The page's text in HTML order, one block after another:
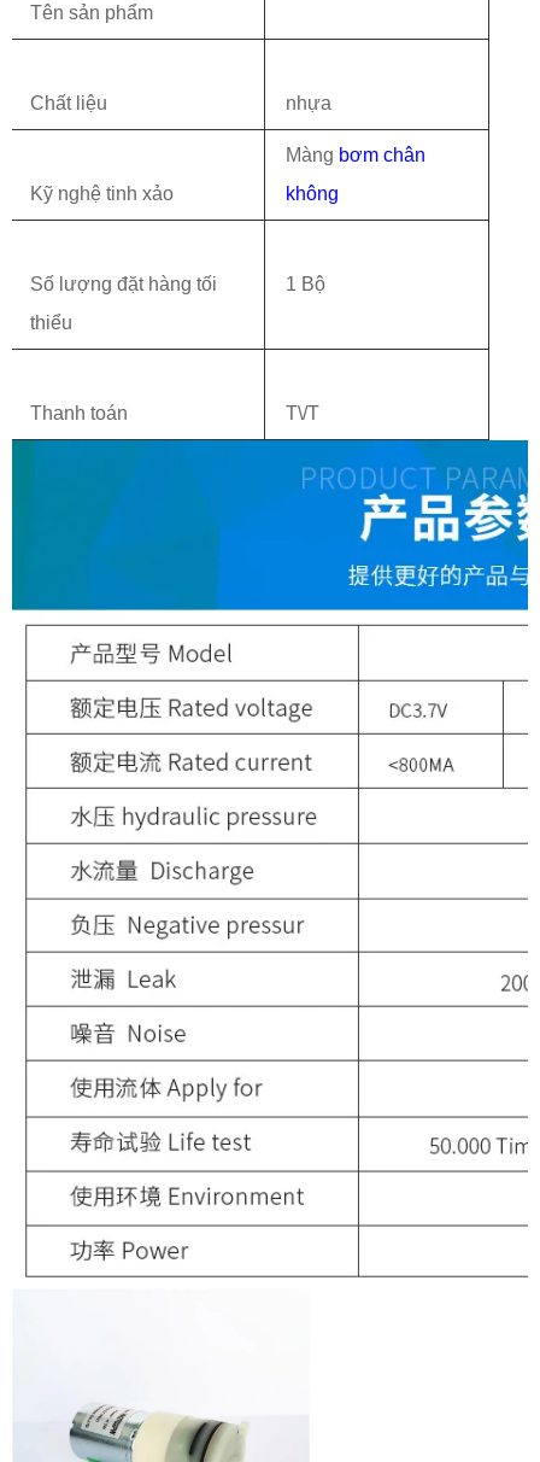
Tên sản phẩm
Chất liệu nhựa
Kỹ nghệ tinh xảo
Màng bơm chân
không
Số lượng đặt hàng tối
thiểu
1 Bộ
Thanh toán T\/T